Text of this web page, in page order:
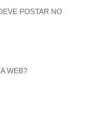
POSTAR NO
WEB?